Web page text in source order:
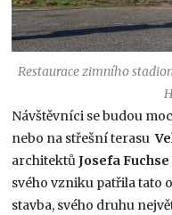
Restaurace zimního
Návštěvníci se budou
nebo na střešní terasu
architektůJosefa
svého vzniku patřila
stavba, svého druhu